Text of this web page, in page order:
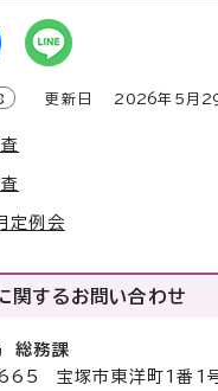
更新日 2026年5月
定例会
関するお問い合わせ
総務課
宝塚市東洋町1番1